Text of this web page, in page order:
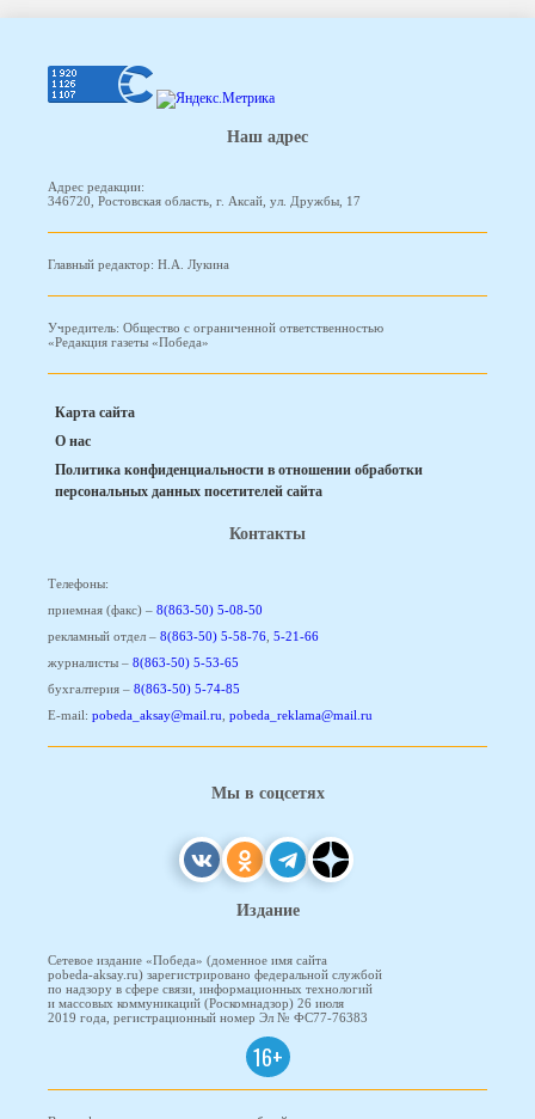
Наш адрес
Адрес редакции:
346720, Ростовская область, г. Аксай, ул. Дружбы, 17
Главный редактор: Н.А. Лукина
Учредитель: Общество с ограниченной ответственностью
«Редакция газеты «Победа»
Карта сайта
О нас
Политика конфиденциальности в отношении обработки
персональных данных посетителей сайта
Контакты
Телефоны:
приемная (факс) – 8(863-50) 5-08-50
рекламный отдел – 8(863-50) 5-58-76, 5-21-66
журналисты – 8(863-50) 5-53-65
бухгалтерия – 8(863-50) 5-74-85
E-mail: pobeda_aksay@mail.ru, pobeda_reklama@mail.ru
Мы в соцсетях
Издание
Сетевое издание «Победа» (доменное имя сайта
pobeda-aksay.ru) зарегистрировано федеральной службой
по надзору в сфере связи, информационных технологий
и массовых коммуникаций (Роскомнадзор) 26 июля
2019 года, регистрационный номер Эл № ФС77-76383
16+